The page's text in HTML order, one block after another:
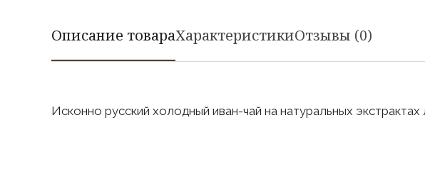
Описание товараХарактеристикиОтзывы (0)
Исконно русский холодный иван-чай на натуральных экстрактах